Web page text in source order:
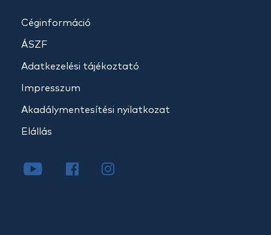
Céginformáció
ÁSZF
Adatkezelési tájékoztató
Impresszum
Akadálymentesítési nyilatkozat
Elállás